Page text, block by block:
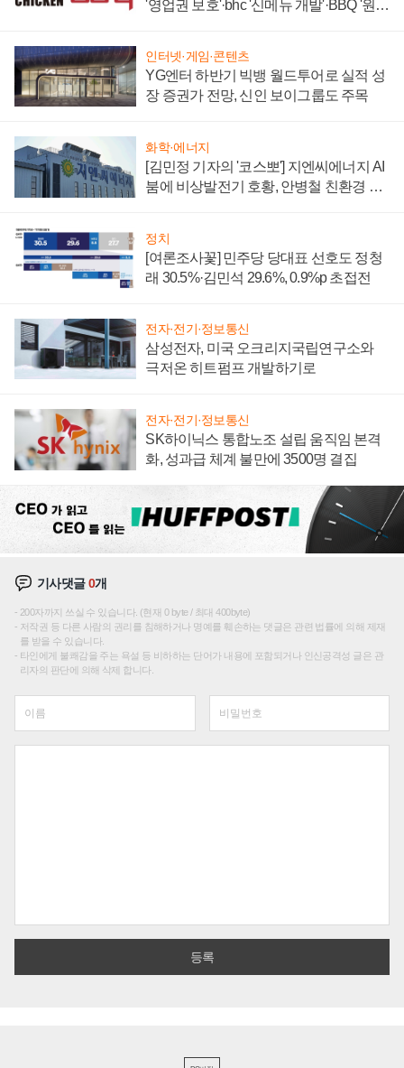
'영업권 보호'·bhc '신메뉴 개발'·BBQ '원가
인터넷·게임·콘텐츠
YG엔터 하반기 빅뱅 월드투어로 실적 성
장 증권가 전망, 신인 보이그룹도 주목
화학·에너지
[김민정 기자의 '코스뽀'] 지엔씨에너지 AI
붐에 비상발전기 호황, 안병철 친환경 에
정치
[여론조사꽃] 민주당 당대표 선호도 정청
래 30.5%·김민석 29.6%, 0.9%p 초접전
전자·전기·정보통신
삼성전자, 미국 오크리지국립연구소와
극저온 히트펌프 개발하기로
전자·전기·정보통신
SK하이닉스 통합노조 설립 움직임 본격
화, 성과급 체계 불만에 3500명 결집
기사댓글0개
200자까지 쓰실 수 있습니다. (현재 0 byte / 최대 400byte)
저작권 등 다른 사람의 권리를 침해하거나 명예를 훼손하는 댓글은 관련 법률에 의해 제재
를 받을 수 있습니다.
타인에게 불쾌감을 주는 욕설 등 비하하는 단어가 내용에 포함되거나 인신공격성 글은 관
리자의 판단에 의해 삭제 합니다.